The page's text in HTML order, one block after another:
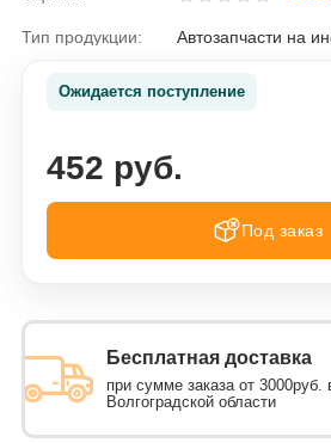
Тип продукции: Автозапчасти на
Ожидается поступление
452 руб.
Под заказ
Бесплатная доставка
при сумме заказа от
Волгоградской области